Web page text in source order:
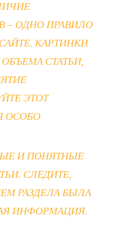
– ОДНО ПРАВИЛО
КАРТИНКИ
СТАТЬИ,
ЭТОТ
ОСОБО
И ПОНЯТНЫЕ
СЛЕДИТЕ,
РАЗДЕЛА БЫЛА
ИНФОРМАЦИЯ.